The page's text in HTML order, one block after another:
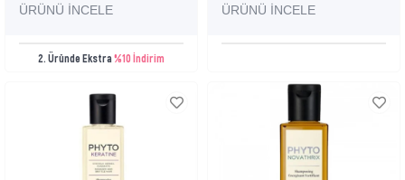
2. Üründe Ekstra%10 İndirim
ÜRÜNÜ İNCELE ÜRÜNÜ İNCELE